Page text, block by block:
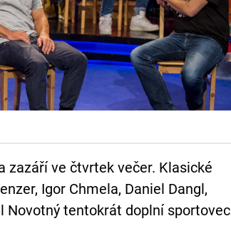
zazáří ve čtvrtek večer. Klasické
Igor Chmela, Daniel Dangl,
Novotný tentokrát doplní sportovec